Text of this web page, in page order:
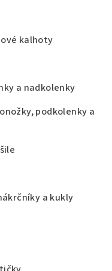
kalhoty
a nadkolenky
podkolenky a
a kukly